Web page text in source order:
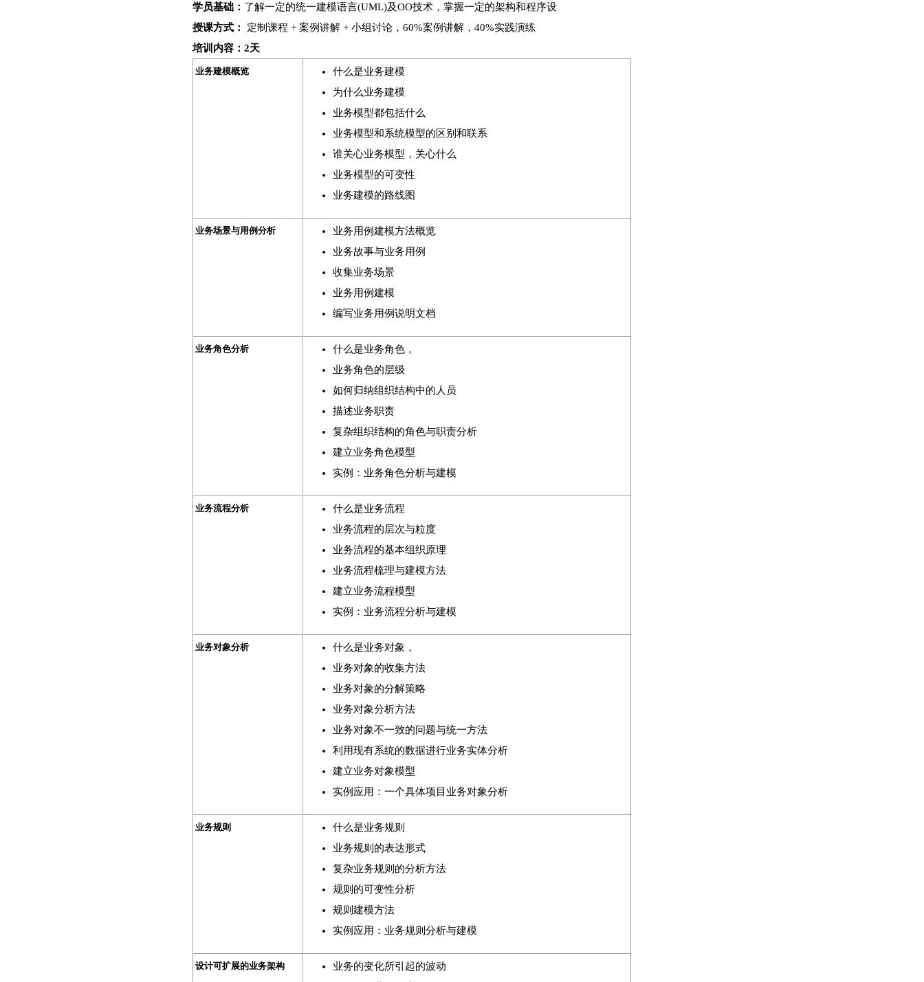
学员基础： 了解一定的统一建模语言(UML)及OO技术，掌握一定的架构和程序设
授课方式：
定制课程 + 案例讲解 + 小组讨论，60%案例讲解，40%实践演练
培训 内容：2天
业务建模概览
什么是业务建模
为什么业务建模
业务模型都包括什么
业务模型和系统模型的区别和联系
谁关心业务模型，关心什么
业务模型的可变性
业务建模的路线图
业务场景与用例分析
业务用例建模方法概览
业务故事与业务用例
收集业务场景
业务用例建模
编写业务用例说明文档
业务角色分析
什么是业务角色，
业务角色的层级
如何归纳组织结构中的人员
描述业务职责
复杂组织结构的角色与职责分析
建立业务角色模型
实例：业务角色分析与建模
业务流程分析
什么是业务流程
业务流程的层次与粒度
业务流程的基本组织原理
业务流程梳理与建模方法
建立业务流程模型
实例：业务流程分析与建模
业务对象分析
什么是业务对象，
业务对象的收集方法
业务对象的分解策略
业务对象分析方法
业务对象不一致的问题与统一方法
利用现有系统的数据进行业务实体分析
建立业务对象模型
实例应用：一个具体项目业务对象分析
业务规则
什么是业务规则
业务规则的表达形式
复杂业务规则的分析方法
规则的可变性分析
规则建模方法
实例应用：业务规则分析与建模
设计可扩展的业务架构
业务的变化所引起的波动